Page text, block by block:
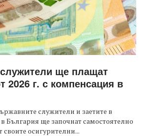
ще плащат
2026 г. с компенсация в
служители и заетите в
България ще започнат самостоятелно
своите осигурителни...